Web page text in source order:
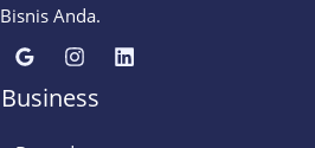
Bisnis Anda.
Business